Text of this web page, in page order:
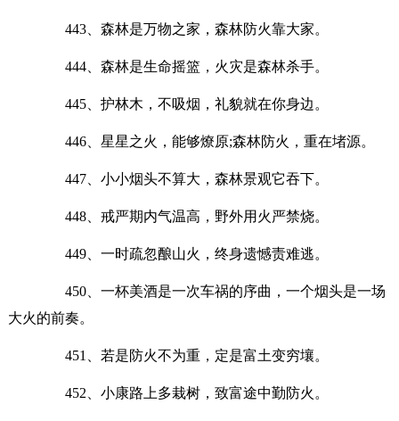
443、森林是万物之家，森林防火靠大家。
444、森林是生命摇篮，火灾是森林杀手。
445、护林木，不吸烟，礼貌就在你身边。
446、星星之火，能够燎原;森林防火，重在堵源。
447、小小烟头不算大，森林景观它吞下。
448、戒严期内气温高，野外用火严禁烧。
449、一时疏忽酿山火，终身遗憾责难逃。
450、一杯美酒是一次车祸的序曲，一个烟头是一场
大火的前奏。
451、若是防火不为重，定是富土变穷壤。
452、小康路上多栽树，致富途中勤防火。